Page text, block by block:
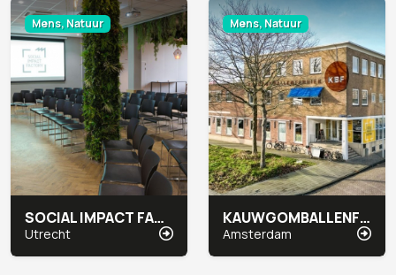
Mens, Natuur
SOCIAL IMPACT FACTORY
Utrecht
Mens, Natuur
KAUWGOMBALLENFABRIEK SOCIAL IMPACT FACTORY
Amsterdam